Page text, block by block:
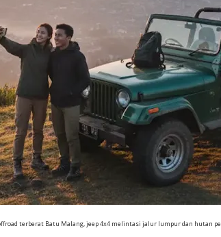
terberat Batu Malang, jeep 4x4 melintasi jalur lumpur dan hutan